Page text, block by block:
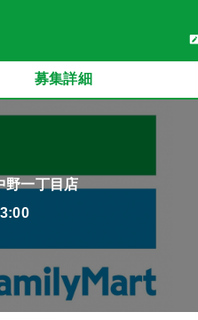
募集詳細
野一丁目店